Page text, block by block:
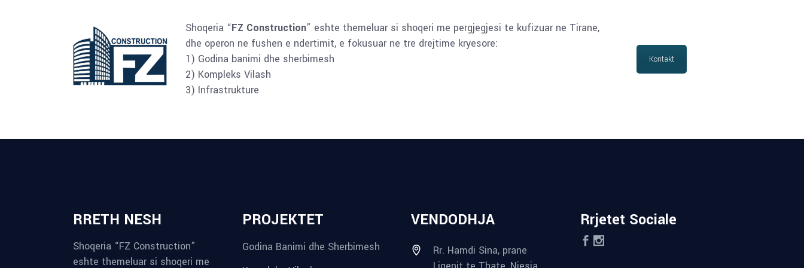
Shoqeria “FZ Construction” eshte themeluar si shoqeri me pergjegjesi te kufizuar ne Tirane,
dhe operon ne fushen e ndertimit, e fokusuar ne tre drejtime kryesore:
1) Godina banimi dhe sherbimesh
2) Kompleks Vilash
3) Infrastrukture
Kontakt
RRETH NESH
Shoqeria “FZ Construction”
eshte themeluar si shoqeri me
PROJEKTET
Godina Banimi dhe Sherbimesh
VENDODHJA
Rr. Hamdi Sina, prane
Rrjetet Sociale